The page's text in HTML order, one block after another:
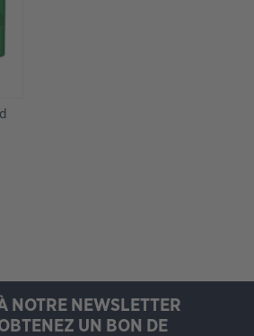
NOTRE NEWSLETTER
UN BON DE